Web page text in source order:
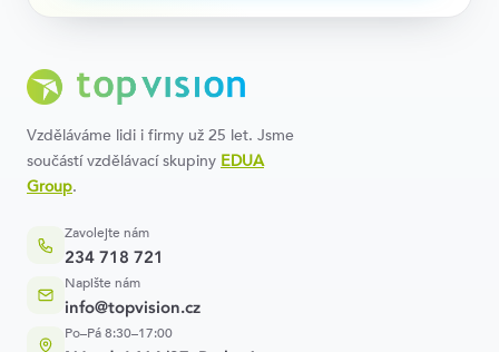
Vzděláváme lidi i firmy už 25 let. Jsme
součástí vzdělávací skupiny EDUA
Group.
Zavolejte nám
234 718 721
Napište nám
info@topvision.cz
Po–Pá 8:30–17:00